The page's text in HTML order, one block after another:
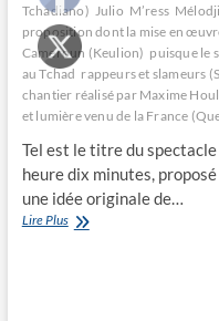
Tchadiano) Julio M’ress Mélodji
proposition dont la mise en
Cameroun (Keulion) puisque le
au Tchad rappeurs et slameurs
chantier réalisé par Maxime
et lumière venu de la France
Tel est le titre du spectacle
heure dix minutes,
une idée originale de…
Lire PlusSur